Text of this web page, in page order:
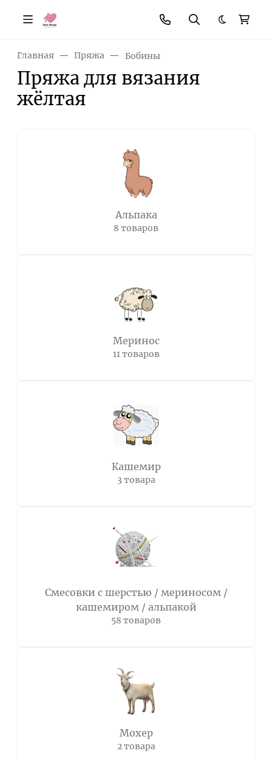
Темная
Главная Пряжа Бобины
Пряжа для вязания
жёлтая
Альпака
8 товаров
Меринос
11 товаров
Кашемир
3 товара
Смесовки с шерстью / мериносом /
кашемиром / альпакой
58 товаров
Мохер
2 товара